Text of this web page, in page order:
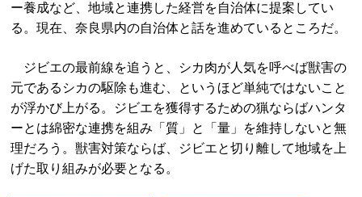
ー養成など、地域と連携した経営を自治体に提案してい
る。現在、奈良県内の自治体と話を進めているところだ。
ジビエの最前線を追うと、シカ肉が人気を呼べば獣害の
元であるシカの駆除も進む、というほど単純ではないこと
が浮かび上がる。ジビエを獲得するための猟ならばハンタ
ーとは綿密な連携を組み「質」と「量」を維持しないと無
理だろう。獣害対策ならば、ジビエと切り離して地域を上
げた取り組みが必要となる。